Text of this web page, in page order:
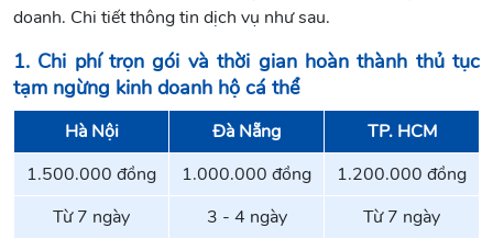
doanh. Chi tiết thông tin dịch vụ như sau.
1. Chi phí trọn gói và thời gian hoàn thành thủ tục
tạm ngừng kinh doanh hộ cá thể
Hà Nội Đà Nẵng
TP. HCM
1.500.000 đồng
1.000.000 đồng
1.200.000 đồng
Từ 7 ngày
3 - 4 ngày
Từ 7 ngày